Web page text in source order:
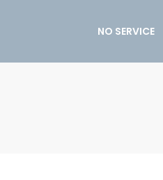
NO SERVICE